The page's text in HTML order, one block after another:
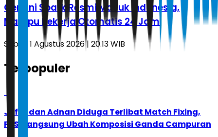
Gemini Spark Resmi Masuk Indonesia,
Mampu Bekerja Otomatis 24 Jam
Sabtu, 1 Agustus 2026 | 20.13 WIB
Terpopuler
1
Jafar dan Adnan Diduga Terlibat Match Fixing,
PBSI Langsung Ubah Komposisi Ganda Campuran